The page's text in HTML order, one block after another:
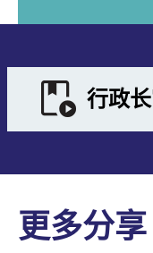
行政
更多分享